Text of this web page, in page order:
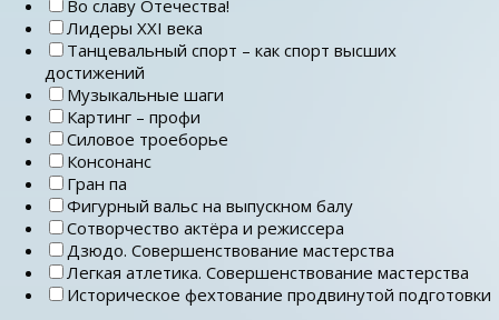
Во славу Отечества!
Лидеры ХХI века
Танцевальный спорт – как спорт высших
достижений
Музыкальные шаги
Картинг – профи
Силовое троеборье
Консонанс
Гран па
Фигурный вальс на выпускном балу
Сотворчество актёра и режиссера
Дзюдо. Совершенствование мастерства
Легкая атлетика. Совершенствование мастерства
Историческое фехтование продвинутой подготовки